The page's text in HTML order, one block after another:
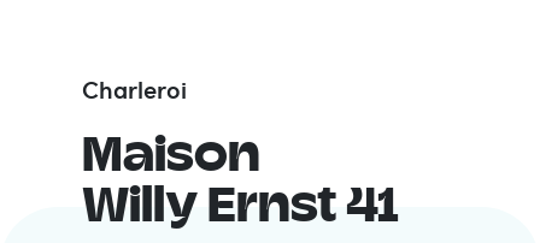
Maison
Willy Ernst 41
Charleroi